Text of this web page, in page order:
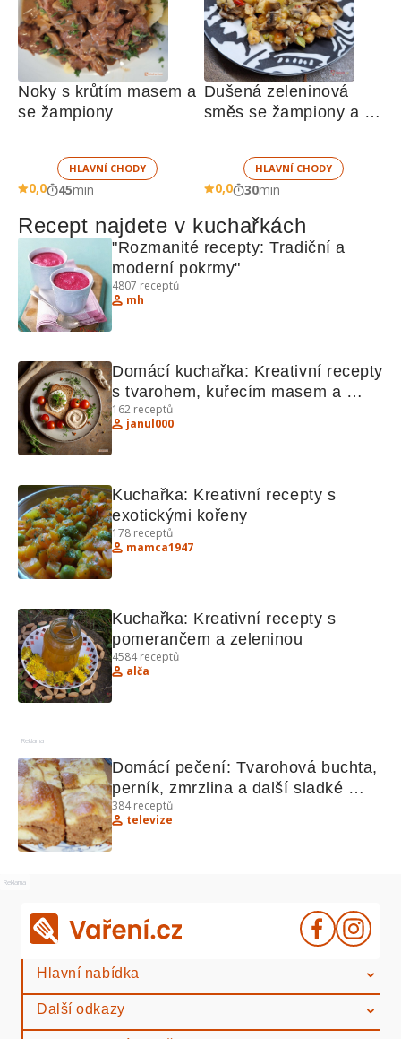
Noky s krůtím masem a
se žampiony
HLAVNÍ CHODY
0,0 45min
Dušená zeleninová
směs se žampiony a
HLAVNÍ CHODY
0,0 30min
Recept najdete v kuchařkách
"Rozmanité recepty: Tradiční a
moderní pokrmy"
4807 receptů
mh
Domácí kuchařka: Kreativní recepty
s tvarohem, kuřecím masem a
zeleninou
162 receptů
janul000
Kuchařka: Kreativní recepty s
exotickými kořeny
178 receptů
mamca1947
Kuchařka: Kreativní recepty s
pomerančem a zeleninou
4584receptů
alča
Reklama
Domácí pečení: Tvarohová buchta,
perník, zmrzlina a další sladké
poklady
384receptů
televize
Reklama
Hlavní nabídka
Další odkazy